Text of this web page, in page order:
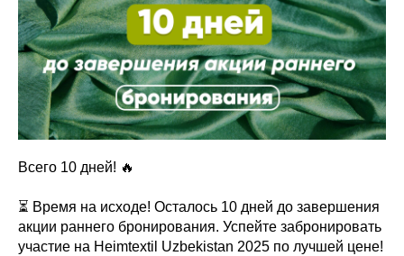
Всего 10 дней! 🔥
⏳ Время на исходе! Осталось 10 дней до завершения
акции раннего бронирования. Успейте забронировать
участие на Heimtextil Uzbekistan 2025 по лучшей цене!